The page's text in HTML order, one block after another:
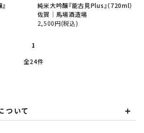
純米大吟醸『能古見Plus』（720ml）
佐賀│馬場酒造場
2,500円(税込)
1
全24件
ついて